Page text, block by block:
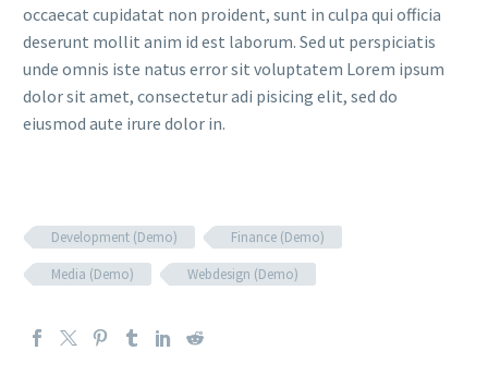
occaecat cupidatat non proident, sunt in culpa qui officia
deserunt mollit anim id est laborum. Sed ut perspiciatis
unde omnis iste natus error sit voluptatem Lorem ipsum
dolor sit amet, consectetur adi pisicing elit, sed do
eiusmod aute irure dolor in.
Development (Demo)
Finance (Demo)
Media (Demo)
Webdesign (Demo)